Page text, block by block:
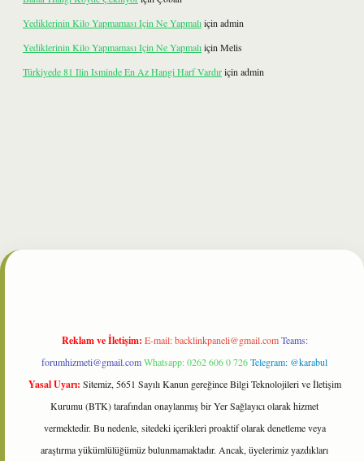
Yediklerinin Kilo Yapmaması Için Ne Yapmalıiçin admin
Yediklerinin Kilo Yapmaması Için Ne Yapmalıiçin Melis
Türkiyede 81 Ilin Isminde En Az Hangi Harf Vardıriçin admin
Reklam ve İletişim: E-mail:backlinkpaneli@gmail.com Teams:
forumhizmeti@gmail.comWhatsapp: 0262 606 0 726Telegram: @karabul
Yasal Uyarı: Sitemiz, 5651 Sayılı Kanun gereğince Bilgi Teknolojileri ve İletişim
Kurumu (BTK) tarafından onaylanmış bir Yer Sağlayıcı olarak hizmet
vermektedir. Bu nedenle, sitedeki içerikleri proaktif olarak denetleme veya
araştırma yükümlülüğümüz bulunmamaktadır. Ancak, üyelerimiz yazdıkları